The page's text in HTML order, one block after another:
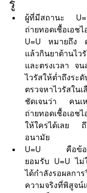
รู้
ผู้ที่มีสถานะ
ถ่ายทอดเชื้อเอช
U=U หมายถึง
แล้วกินยาต้านไว
และตรงเวลา จ
ไวรัสให้ต่ำถึงระ
ตรวจหาไวรัสใ
ชัดเจนว่า คนเห
ถ่ายทอดเชื้อเอช
ให้ใครได้เลย ถึ
อนามัย
U=U คือข้อเท็
ยอมรับ U=U ไม่
ได้กําลังรอผลกา
ความจริงที่พิสูจน์